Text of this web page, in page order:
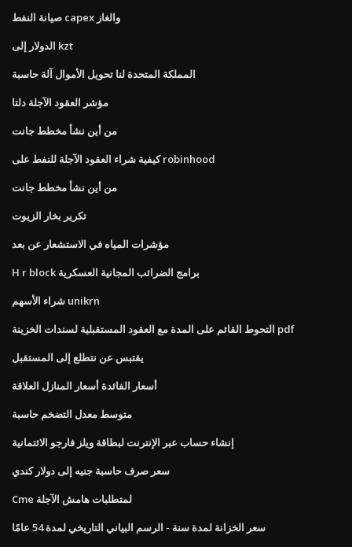
صيانة النفط capex والغاز
الدولار إلى kzt
المملكة المتحدة لنا تحويل الأموال آلة حاسبة
مؤشر العقود الآجلة دلتا
من أين نشأ مخطط جانت
كيفية شراء العقود الآجلة للنفط على robinhood
من أين نشأ مخطط جانت
تكرير بخار الزيوت
مؤشرات المياه في الاستشعار عن بعد
H r block برامج الضرائب المجانية العسكرية
شراء الأسهم unikrn
التحوط القائم على المدة مع العقود المستقبلية لسندات الخزينة pdf
يقتبس عن نتطلع إلى المستقبل
أسعار الفائدة أسعار المنازل العلاقة
متوسط ​​معدل التضخم حاسبة
إنشاء حساب عبر الإنترنت لبطاقة ويلز فارجو الائتمانية
سعر صرف حاسبة جنيه إلى دولار كندي
Cme لمتطلبات هامش الآجلة
سعر الخزانة لمدة سنة - الرسم البياني التاريخي لمدة 54 عامًا